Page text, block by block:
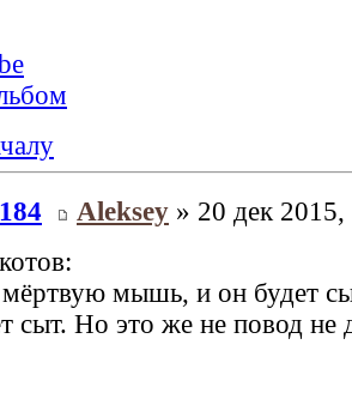
Aleksey » 20 дек
мышь, и он будет
сыт. Но это же не повод не